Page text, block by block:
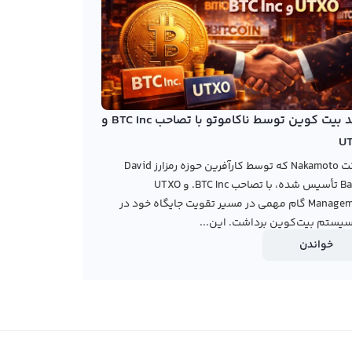
خرید بیت کوین توسط ناکاموتو با تصاحب BTC Inc و
شرکت Nakamoto که توسط کارآفرین حوزه رمزارز David
Bailey تأسیس شده، با تصاحب BTC Inc. و UTXO
Management گام مهمی در مسیر تقویت جایگاه خود در
بیت‌کوین برداشت. این...
خواندن